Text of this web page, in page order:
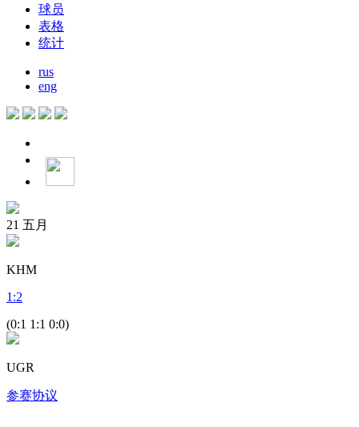
球员
表格
统计
rus
eng
21 五月
KHM
1 :2
(0:1 1:1 0:0)
UGR
参赛协议